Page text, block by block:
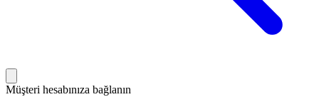
Müşteri hesabınıza bağlanın